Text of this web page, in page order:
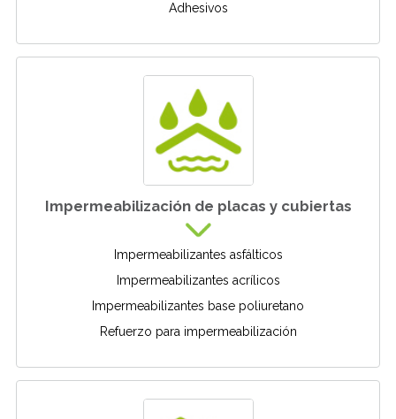
Adhesivos
Impermeabilización de placas y cubiertas
Impermeabilizantes asfálticos
Impermeabilizantes acrílicos
Impermeabilizantes base poliuretano
Refuerzo para impermeabilización